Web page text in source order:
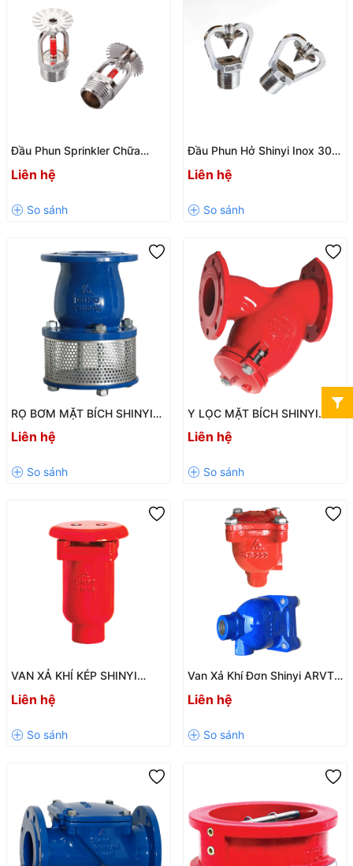
Đầu Phun Sprinkler Chữa
Xuống SFSU – SFSP Chính
6305-1
Liên hệ
Đầu Phun Hở Shinyi Inox 304
2 – Giải Pháp Chữa Cháy Hiệu
Liên hệ
RỌ BƠM MẶT BÍCH SHINYI
SFVX – CHỐNG CHẢY
NGƯỢC, BẢO VỆ MÁY BƠM
Liên hệ
Y LỌC MẶT BÍCH SHINYI
YSTX – GIẢI PHÁP BẢO VỆ
HỆ THỐNG ĐƯỜNG ỐNG
Liên hệ
VAN XẢ KHÍ KÉP SHINYI
ARCT - ARCX DN32-DN300 |
XẢ KHÍ TỰ ĐỘNG CHO HỆ
Liên hệ
Van Xả Khí Đơn Shinyi ARVT –
Giải Pháp Loại Bỏ Khí Hiệu
Quả Cho Hệ Thống Đường
Liên hệ